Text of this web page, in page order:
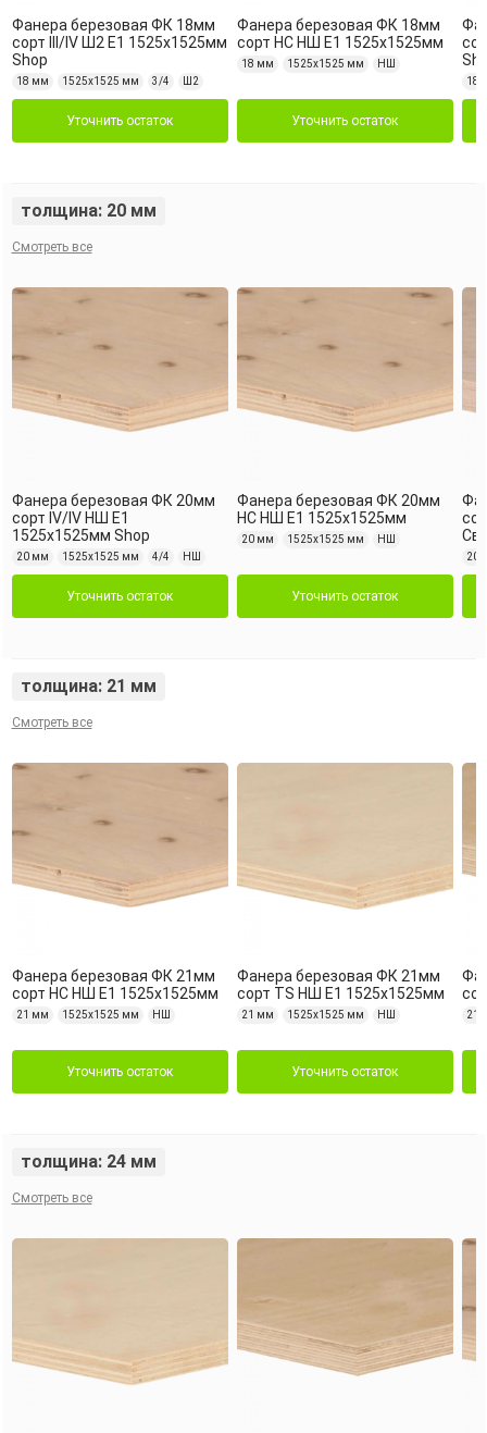
Фанера березовая ФК 18мм
сорт III/IV Ш2 Е1 1525х1525мм
Shop
18 мм 1525х1525 мм 3/4 Ш2
Уточнить остаток
Фанера березовая ФК 18мм
сорт НС НШ Е1 1525х1525мм
18 мм 1525х1525 мм НШ
Уточнить остаток
18
толщина: 20 мм
Смотреть все
Фанера березовая ФК 20мм
сорт IV/IV НШ Е1
1525х1525мм Shop
20 мм 1525х1525 мм 4/4 НШ
Уточнить остаток
Фанера березовая ФК 20мм
НС НШ Е1 1525х1525мм
20 мм 1525х1525 мм НШ
Уточнить остаток
20
толщина: 21 мм
Смотреть все
Фанера березовая ФК 21мм
сорт НС НШ Е1 1525х1525мм
21 мм 1525х1525 мм НШ
Уточнить остаток
Фанера березовая ФК 21мм
сорт TS НШ Е1 1525х1525мм
21 мм 1525х1525 мм НШ
Уточнить остаток
21
толщина: 24 мм
Смотреть все